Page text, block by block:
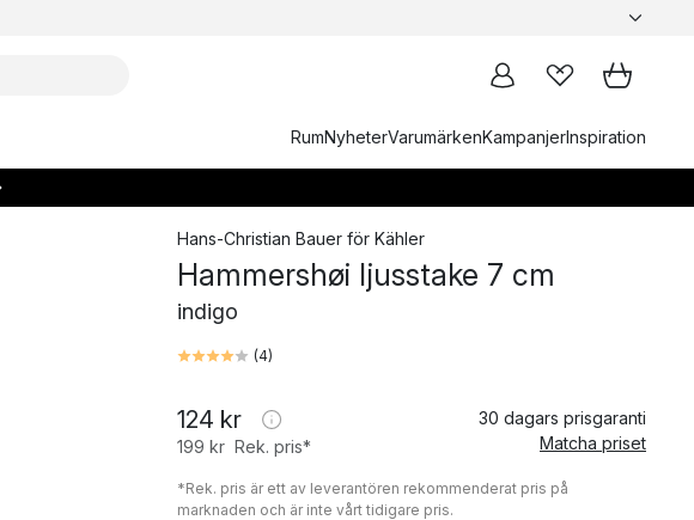
RumNyheterVarumärkenKampanjerInspiration
Hans-Christian Bauer för Kähler
Hammershøi ljusstake 7 cm
indigo
(4)
124 kr
199 kr Rek. pris*
30 dagars prisgaranti
Matcha priset
*Rek. pris är ett av leverantören rekommenderat pris på
marknaden och är inte vårt tidigare pris.